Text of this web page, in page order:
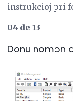
instrukcioj pri
04 de 13
Donu nomon